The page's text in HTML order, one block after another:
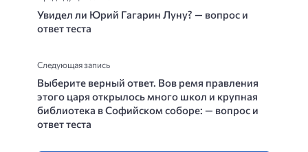
Увидел ли Юрий Гагарин Луну? — вопрос и
ответ теста
Следующая запись
Выберите верный ответ. Вов ремя правления
этого царя открылось много школ и крупная
библиотека в Софийском соборе: — вопрос и
ответ теста